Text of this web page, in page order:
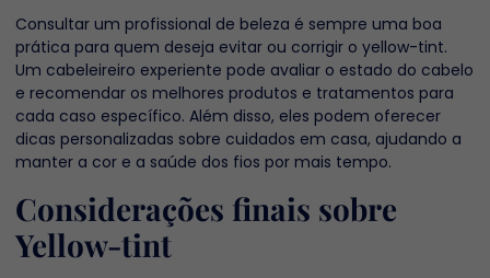
Consultar um profissional de beleza é sempre uma boa
prática para quem deseja evitar ou corrigir o yellow-tint.
Um cabeleireiro experiente pode avaliar o estado do cabelo
e recomendar os melhores produtos e tratamentos para
cada caso específico. Além disso, eles podem oferecer
dicas personalizadas sobre cuidados em casa, ajudando a
manter a cor e a saúde dos fios por mais tempo.
Considerações finais sobre
Yellow-tint